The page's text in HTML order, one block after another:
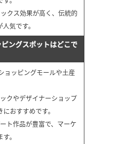
クス効果が高く、伝統的
気です。
ングスポットはどこで
ョッピングモールや土産
クやデザイナーショップ
おすすめです。
ト作品が豊富で、マーケ
。